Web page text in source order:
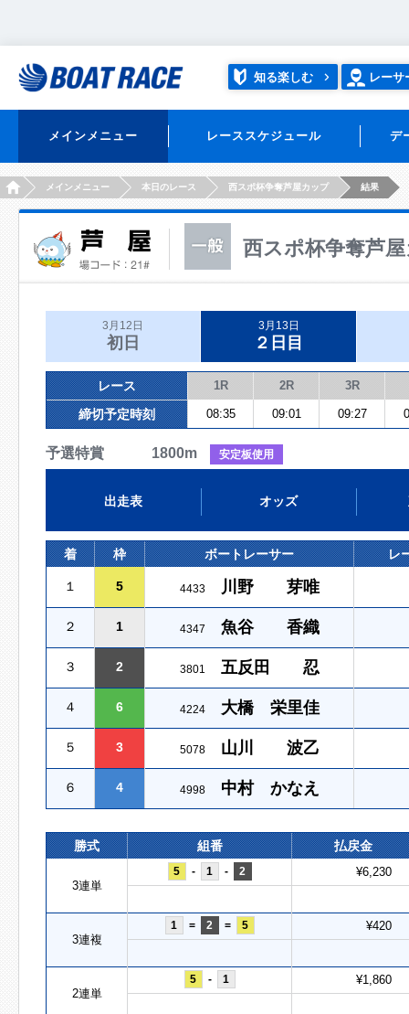
知る楽しむ レーサ
メインメニュー レーススケジュール デ
HOMEメインメニュー 本日のレース 西スポ杯争奪芦屋カップ 結果
西スポ杯争奪芦
3月12日
初日
3月13日
２日目
レース 1R 2R 3R
締切予定時刻 08:35 09:01 09:27
予選特賞 1800m 安定板使用
出走表 オッズ
着 枠 ボートレーサー レ
１ 5 4433 川野 芽唯
２ 1 4347 魚谷 香織
３ 2 3801 五反田 忍
４ 6 4224 大橋 栄里佳
５ 3 5078 山川 波乙
６ 4 4998 中村 かなえ
勝式 組番 払戻金
3連単
5 - 1 - 2 ¥6,230
3連複
1 = 2 = 5 ¥420
2連単
5 - 1 ¥1,860